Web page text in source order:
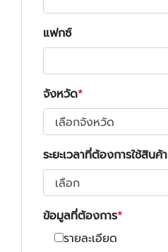
แฟกซ์
จังหวัด
ระยะเวลาที่ต้องการใช้สินค้า
ข้อมูลที่ต้องการ
รายละเอียด